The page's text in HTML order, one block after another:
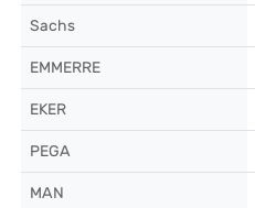
Sachs
EMMERRE
EKER
PEGA
MAN